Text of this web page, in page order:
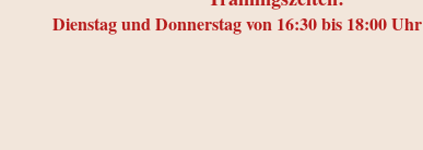
Dienstag und Donnerstag von 16:30 bis 18:00 Uhr